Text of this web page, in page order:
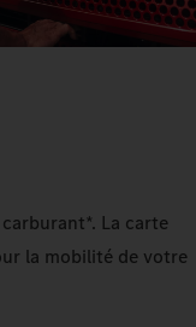
La carte
la mobilité de votre